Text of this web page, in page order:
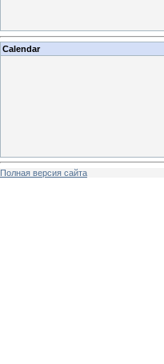
Calendar
Полная версия сайта